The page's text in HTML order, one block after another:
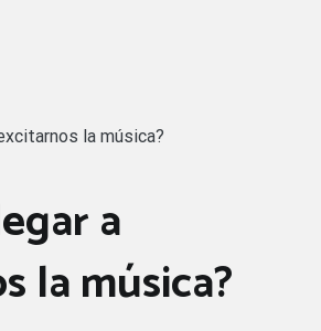
la música?
a
la música?